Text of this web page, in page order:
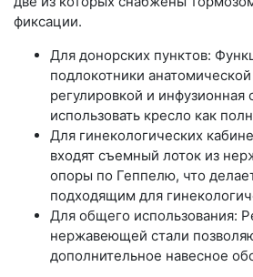
фиксации.
Для донорских пунктов:
подлокотники
регулировкой и инфузионная
использовать кресло как
Для гинекологических
входят съемный лоток из
опоры по Геппелю, что
подходящим для
Для общего использования:
нержавеющей стали
дополнительное навесное